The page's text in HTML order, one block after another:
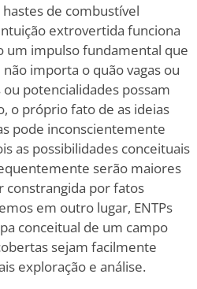
de combustível
extrovertida funciona
um impulso fundamental que
importa o quão vagas ou
potencialidades possam
o próprio fato de as ideias
pode inconscientemente
as possibilidades conceituais
serão maiores
constrangida por fatos
em outro lugar, ENTPs
conceitual de um campo
sejam facilmente
exploração e análise.